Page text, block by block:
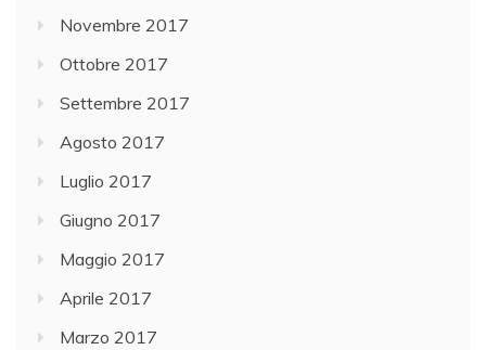
Novembre 2017
Ottobre 2017
Settembre 2017
Agosto 2017
Luglio 2017
Giugno 2017
Maggio 2017
Aprile 2017
Marzo 2017